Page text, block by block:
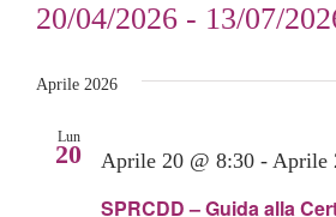
Eventi
20/04/2026 - 13/07/
la
Aprile 2026
Lun
20
SPRCDD – Guida alla
Aprile 20 @ 8:30 - Aprile